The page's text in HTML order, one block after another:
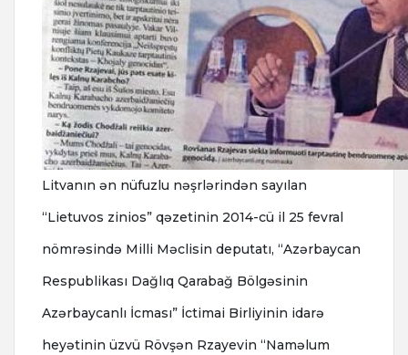
Litvanın ən nüfuzlu nəşrlərindən sayılan
“Lietuvos zinios” qəzetinin 2014-cü il 25 fevral
nömrəsində Milli Məclisin deputatı, “Azərbaycan
Respublikası Dağlıq Qarabağ Bölgəsinin
Azərbaycanlı İcması” İctimai Birliyinin idarə
heyətinin üzvü Rövşən Rzayevin “Naməlum